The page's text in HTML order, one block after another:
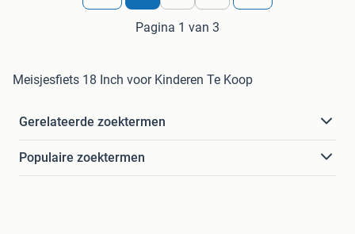
Pagina 1 van 3
Meisjesfiets 18 Inch voor Kinderen Te Koop
Gerelateerde zoektermen
Populaire zoektermen